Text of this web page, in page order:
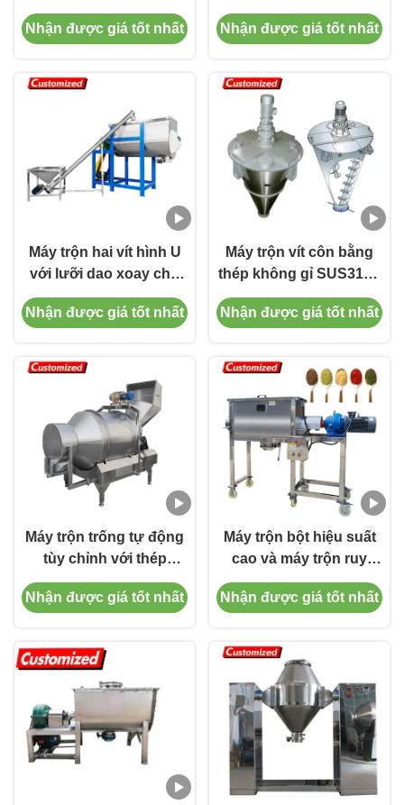
chỉnh với dung tích lớn
2000L để trộn bột công
Nhận được giá tốt nhất
Trộn Bột Hiệu suất Cao
trong Nhiều Ngành
Nhận được giá tốt nhất
Máy trộn hai vít hình U
với lưỡi dao xoay cho
ngành công nghiệp
thực phẩm, hóa chất,
xây dựng
Nhận được giá tốt nhất
Máy trộn vít côn bằng
thép không gỉ SUS316L
tùy chỉnh 50 lít cho máy
trộn bột xử lý hóa chất
Nhận được giá tốt nhất
Máy trộn trống tự động
tùy chỉnh với thép
không gỉ chống ăn
mòn, chương trình trộn
lượng mở rộng cho trộn
bột công nghiệp
Nhận được giá tốt nhất
Máy trộn bột hiệu suất
cao và máy trộn ruy
băng cho sử dụng công
nghiệp
Nhận được giá tốt nhất